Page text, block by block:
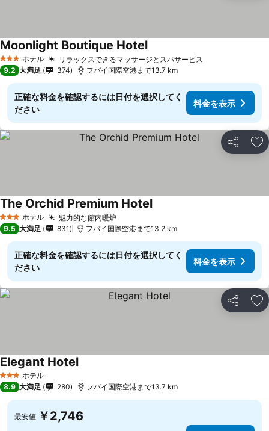
3 ホテルのランク
ホテル リラックスできるマッサージとスパサービス
Moonlight Boutique Hotel料金を表示
9.2 大満足 374 フバイ国際空港まで13.7 km
正確な料金を確認するには日付を選択してく
ださい
料金を表示
シェア お
3 ホテルのランク
ホテル 魅力的な館内暖炉料金を表示
The Orchid Premium Hotel料金を表示
9.5 大満足 831 フバイ国際空港まで13.2 km
正確な料金を確認するには日付を選択してく
ださい
料金を表示
シェア お
3 ホテルのランク
ホテル
Elegant Hotel料金を表示
8.9 大満足 280 フバイ国際空港まで13.7 km
最安値 ￥2,746